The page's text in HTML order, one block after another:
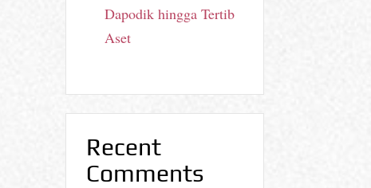
Dapodik hingga Tertib
Aset
Recent
Comments